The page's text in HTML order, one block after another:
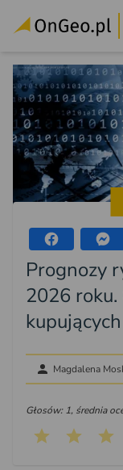
Prognozy
2026 roku.
Magdalena
Głosów: 1, średnia